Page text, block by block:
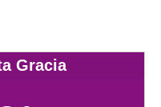
Gracia